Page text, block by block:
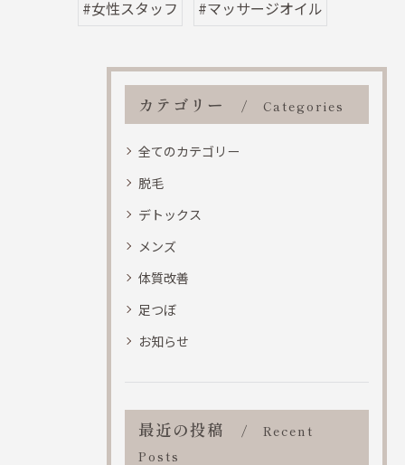
#女性スタッフ
#マッサージオイル
カテゴリー Categories
全てのカテゴリー
脱毛
デトックス
メンズ
体質改善
足つぼ
お知らせ
最近の投稿
Recent
Posts